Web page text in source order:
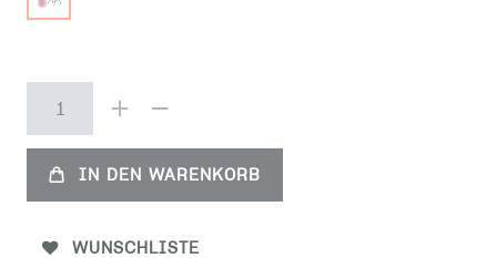
IN DEN WARENKORB
WUNSCHLISTE